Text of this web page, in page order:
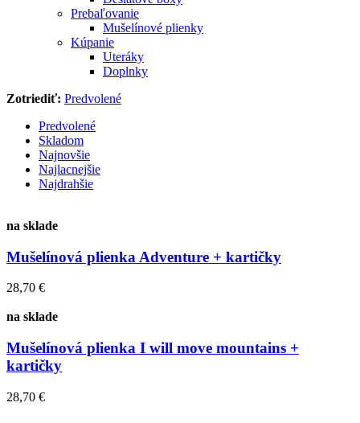
Prebaľovanie
Mušelínové plienky
Kúpanie
Uteráky
Doplnky
Zotriediť: Predvolené
Predvolené
Skladom
Najnovšie
Najlacnejšie
Najdrahšie
na sklade
Mušelínová plienka Adventure + kartičky
28,70 €
na sklade
Mušelínová plienka I will move mountains +
kartičky
28,70 €